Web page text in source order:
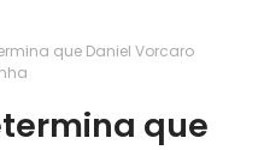
que Daniel Vorcaro
que